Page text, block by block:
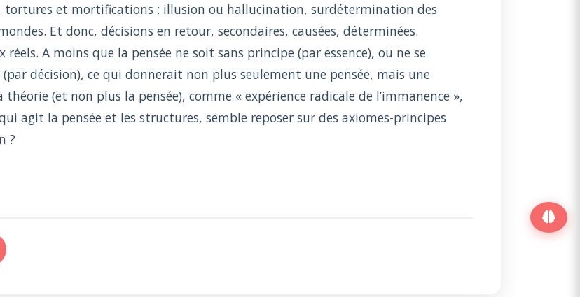
tortures et mortifications : illusion ou hallucination, surdétermination des
Et donc, décisions en retour, secondaires, causées, déterminées.
réels. A moins que la pensée ne soit sans principe (par essence), ou ne se
décision), ce qui donnerait non plus seulement une pensée, mais une
(et non plus la pensée), comme « expérience radicale de l’immanence »,
agit la pensée et les structures, semble reposer sur des axiomes-principes
?